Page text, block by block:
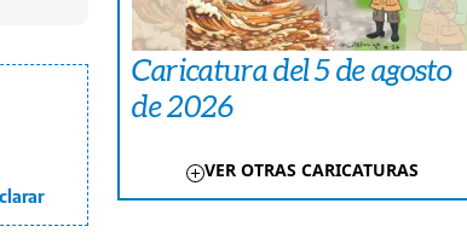
Caricatura del 5 de agosto
de 2026
VER OTRAS CARICATURAS